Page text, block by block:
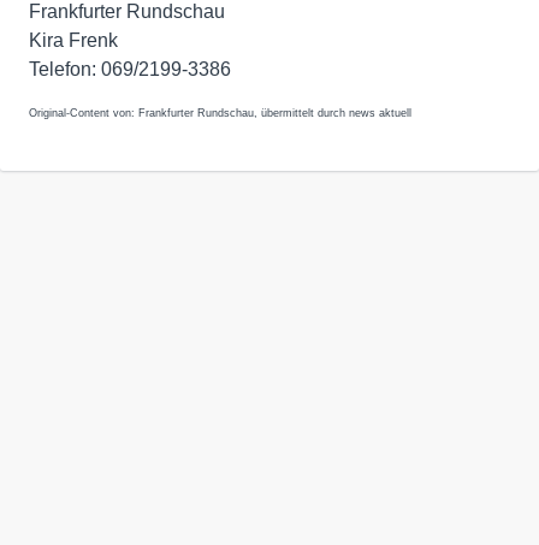
Frankfurter Rundschau
Kira Frenk
Telefon: 069/2199-3386
Original-Content von: Frankfurter Rundschau, übermittelt durch news aktuell